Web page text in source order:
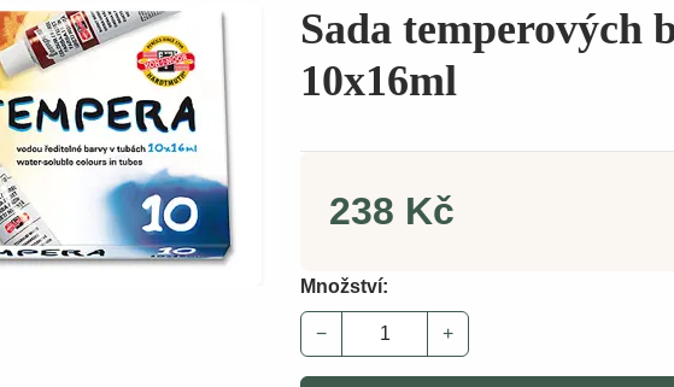
Sada temperových
10x16ml
238 Kč
Množství:
− +